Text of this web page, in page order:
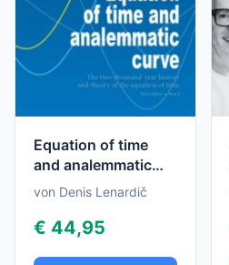
Equation of time
and analemmatic
curve - Part 2
von Denis Lenardič
€ 44,95